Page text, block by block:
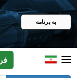
به برنامه